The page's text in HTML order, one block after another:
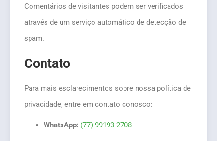
Comentários de visitantes podem ser verificados
através de um serviço automático de detecção de
spam.
Contato
Para mais esclarecimentos sobre nossa política de
privacidade, entre em contato conosco:
WhatsApp: (77) 99193-2708